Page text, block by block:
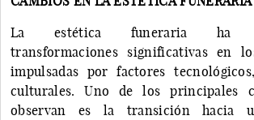
La estética funeraria ha
transformaciones significativas en
impulsadas por factores
culturales. Uno de los principales
observan es la transición hacia